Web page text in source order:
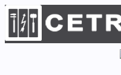
Saltar
al
contenido